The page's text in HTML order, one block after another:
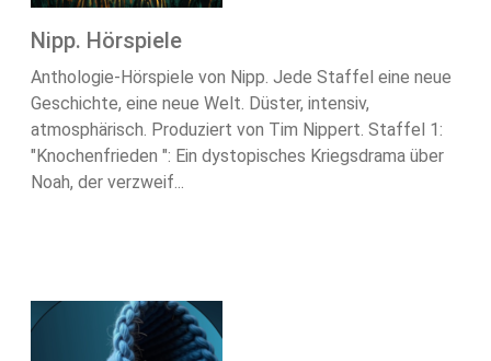
Nipp. Hörspiele
Anthologie-Hörspiele von Nipp. Jede Staffel eine neue
Geschichte, eine neue Welt. Düster, intensiv,
atmosphärisch. Produziert von Tim Nippert. Staffel 1:
"Knochenfrieden ": Ein dystopisches Kriegsdrama über
Noah, der verzweif...